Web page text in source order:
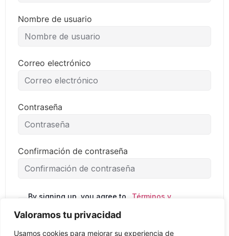
Valoramos tu privacidad
Usamos cookies para mejorar su experiencia de
Nombre de usuario
Correo electrónico
Contraseña
Confirmación de contraseña
By signing up, you agree to
Términos y